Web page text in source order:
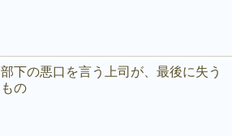
部下の悪口を言う上司が、最後に失う
もの